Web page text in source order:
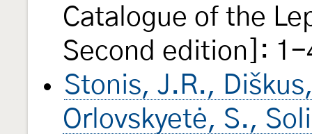
Catalogue of the
Second edition]: 1-
Stonis, J.R.,
Orlovskyetė, S.,